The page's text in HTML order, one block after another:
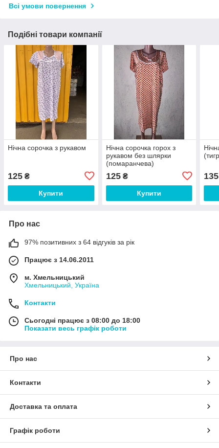
Всі умови повернення
Подібні товари компанії
Нічна сорочка з рукавом
125 ₴
Купити
Нічна сорочка горох з
рукавом без шлярки
(помаранчева)
125₴
Купити
135
Про нас
97% позитивних з 64 відгуків за рік
Працює з 14.06.2011
м. Хмельницький
Хмельницький, Україна
Контакти
Сьогодні працює з 08:00 до 18:00
Показати весь графік роботи
Про нас
Контакти
Доставка та оплата
Графік роботи